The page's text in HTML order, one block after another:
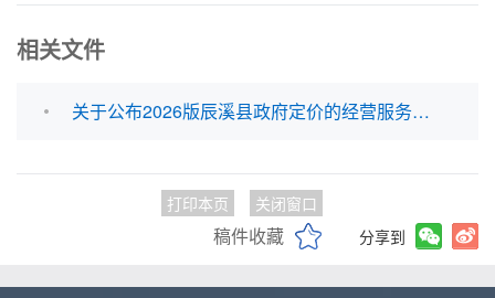
相关文件
关于公布2026版辰溪县政府定价的经营服务性收费目录清单的公告（附件）.docx
打印本页 关闭窗口
稿件收藏 分享到